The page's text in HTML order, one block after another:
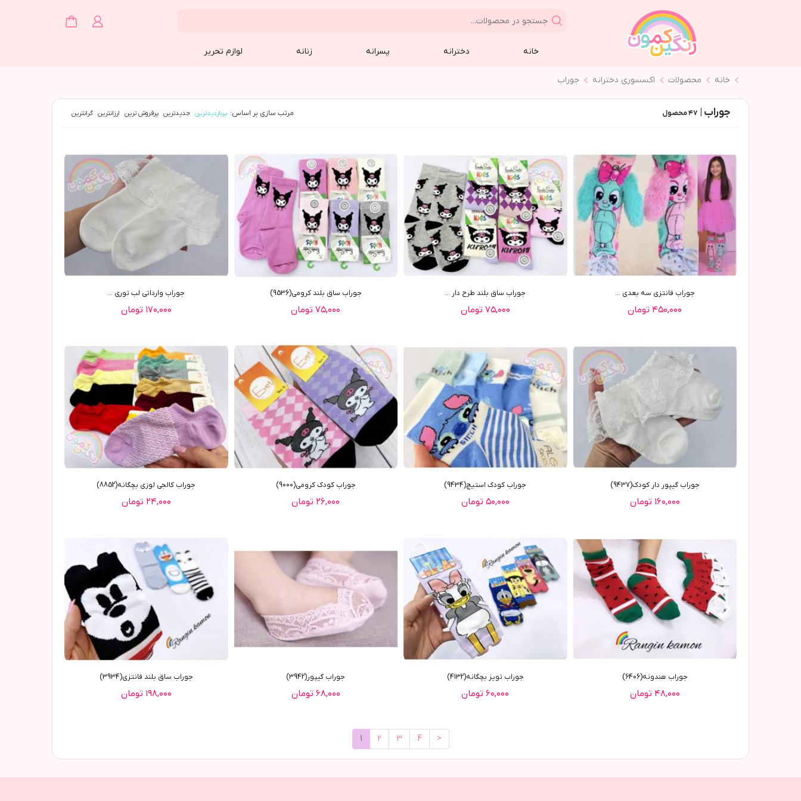
خانه دخترانه پسرانه زنانه لوازم تحریر
خانه محصولات اکسسوری دخترانه جوراب
جوراب | ۴۷محصول مرتب سازی بر اساس: پربازدیدترین جدیدترین پرفروش ترین ارزانترین گرانترین
جوراب فانتزی سه بعدی ...
۴۵۰,۰۰۰ تومان
جوراب ساق بلند طرح دار ...
۷۵,۰۰۰ تومان
جوراب ساق بلند کرومي(9536)
۷۵,۰۰۰ تومان
جوراب وارداتي لب توري ...
۱۷۰,۰۰۰ تومان
جوراب گيپور دار کودک(9437)
۱۶۰,۰۰۰ تومان
جوراب کودک استيچ(9434)
۵۰,۰۰۰ تومان
جوراب کودک کرومی(9000)
۲۶,۰۰۰ تومان
جوراب کالجی لوزی بچگانه(8852)
۲۴,۰۰۰ تومان
جوراب هندونه(6406)
۴۸,۰۰۰ تومان
جوراب تویز بچگانه(4132)
۶۰,۰۰۰ تومان
جوراب گیپور(3942)
۶۸,۰۰۰ تومان
جوراب ساق بلند فانتزی(3934)
۱۹۸,۰۰۰ تومان
1 2 3 4 >